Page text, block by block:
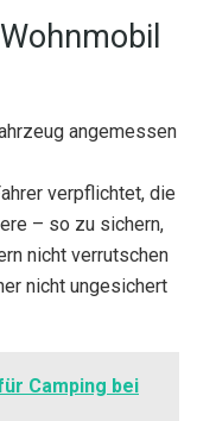
angemessen
verpflichtet, die
– so zu sichern,
nicht verrutschen
nicht ungesichert
Camping bei